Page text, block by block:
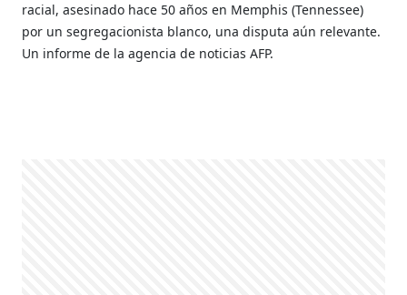
racial, asesinado hace 50 años en Memphis (Tennessee)
por un segregacionista blanco, una disputa aún relevante.
Un informe de la agencia de noticias AFP.